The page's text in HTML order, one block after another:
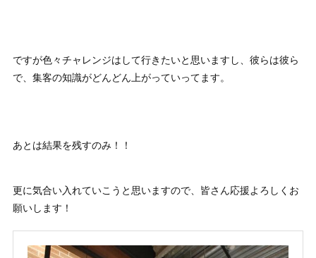
ですが色々チャレンジはして行きたいと思いますし、彼らは彼ら
で、集客の知識がどんどん上がっていってます。
あとは結果を残すのみ！！
更に気合い入れていこうと思いますので、皆さん応援よろしくお
願いします！